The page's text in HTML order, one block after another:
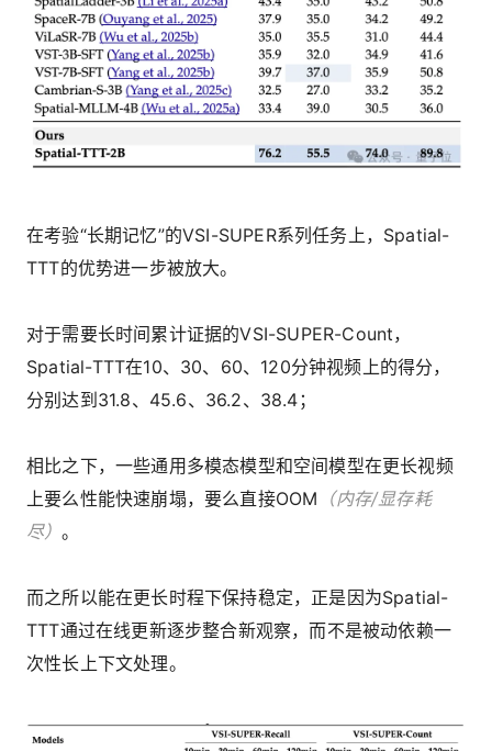
在考验“长期记忆”的VSI-SUPER系列任务上，Spatial-
TTT的优势进一步被放大。
对于需要长时间累计证据的VSI-SUPER-Count，
Spatial-TTT在10、30、60、120分钟视频上的得分，
分别达到31.8、45.6、36.2、38.4；
相比之下，一些通用多模态模型和空间模型在更长视频
上要么性能快速崩塌，要么直接OOM （内存/显存耗
尽）。
而之所以能在更长时程下保持稳定，正是因为Spatial-
TTT通过在线更新逐步整合新观察，而不是被动依赖一
次性长上下文处理。